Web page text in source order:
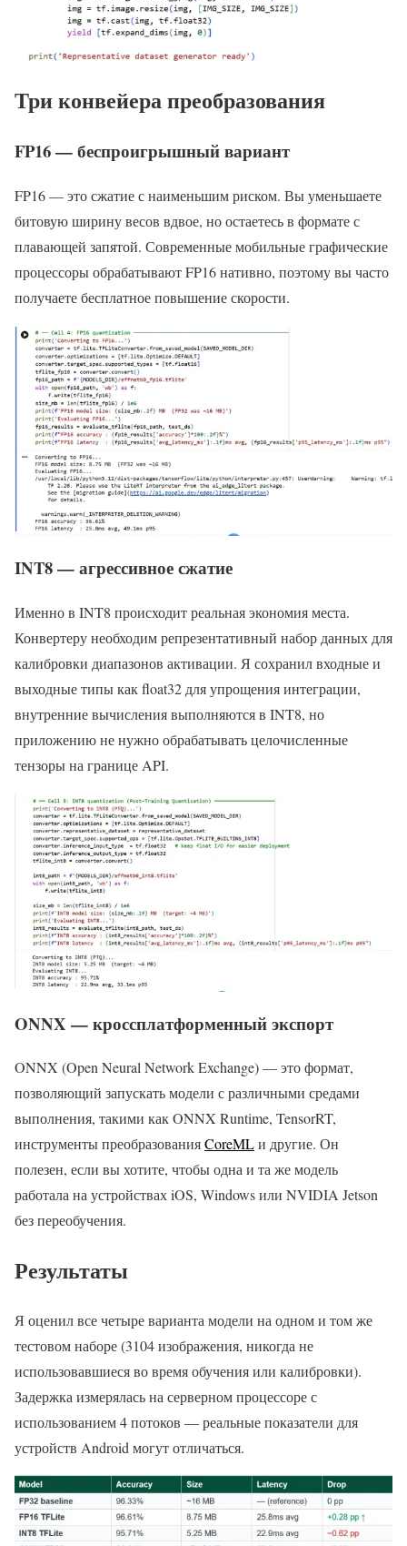
Три конвейера преобразования
FP16 — беспроигрышный вариант
FP16 — это сжатие с наименьшим риском. Вы уменьшаете
битовую ширину весов вдвое, но остаетесь в формате с
плавающей запятой. Современные мобильные графические
процессоры обрабатывают FP16 нативно, поэтому вы часто
получаете бесплатное повышение скорости.
INT8 — агрессивное сжатие
Именно в INT8 происходит реальная экономия места.
Конвертеру необходим репрезентативный набор данных для
калибровки диапазонов активации. Я сохранил входные и
выходные типы как float32 для упрощения интеграции,
внутренние вычисления выполняются в INT8, но
приложению не нужно обрабатывать целочисленные
тензоры на границе API.
ONNX — кроссплатформенный экспорт
ONNX (Open Neural Network Exchange) — это формат,
позволяющий запускать модели с различными средами
выполнения, такими как ONNX Runtime, TensorRT,
инструменты преобразованияCoreMLи другие. Он
полезен, если вы хотите, чтобы одна и та же модель
работала на устройствах iOS, Windows или NVIDIA Jetson
без переобучения.
Результаты
Я оценил все четыре варианта модели на одном и том же
тестовом наборе (3104 изображения, никогда не
использовавшиеся во время обучения или калибровки).
Задержка измерялась на серверном процессоре с
использованием 4 потоков — реальные показатели для
устройств Android могут отличаться.